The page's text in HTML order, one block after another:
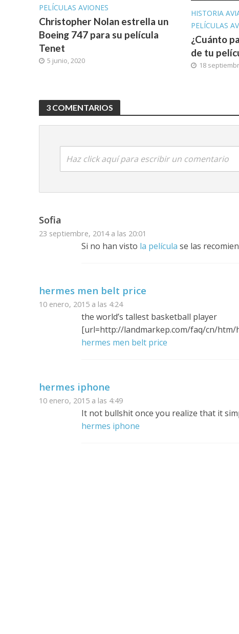
PELÍCULAS AVIONES
Christopher Nolan estrella un
Boeing 747 para su película
Tenet
5 junio, 2020
HISTORIA
PELÍCULAS
¿Cuánto
de tu
18
3 COMENTARIOS
Haz click aquí para escribir un comentario
Sofia
23 septiembre, 2014 a las 20:01
Si no han visto la película se las
hermes men belt price
10 enero, 2015 a las 4:24
the world’s tallest basketball player
[url=http://landmarkep.com/faq/cn/
hermes men belt price
hermes iphone
10 enero, 2015 a las 4:49
It not bullshit once you realize that it
hermes iphone